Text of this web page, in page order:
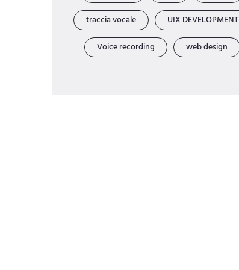
traccia vocale
UIX DEVELOPMENT
Voice recording
web design